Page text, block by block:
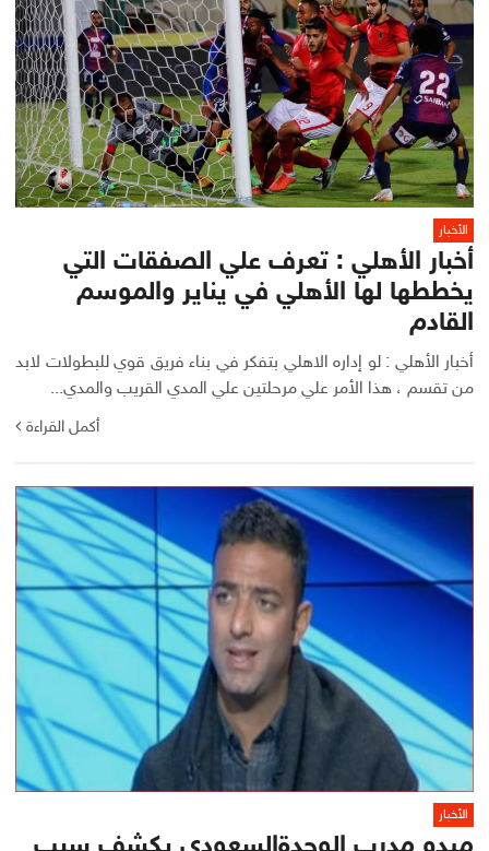
الأخبار
أخبار الأهلي : تعرف علي الصفقات التي
يخططها لها الأهلي في يناير والموسم
القادم
أخبار الأهلي : لو إداره الاهلي بتفكر في بناء فريق قوي للبطولات لابد
من تقسم ، هذا الأمر علي مرحلتين علي المدي القريب والمدي...
أكمل القراءة
الأخبار